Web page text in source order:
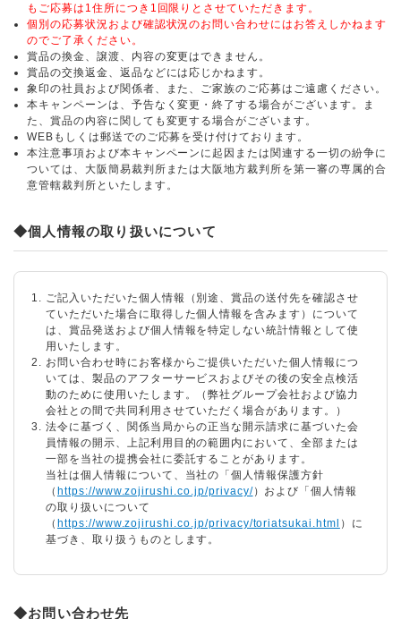
もご応募は1住所につき1回限りとさせていただきます。
個別の応募状況および確認状況のお問い合わせにはお答えしかねます
のでご了承ください。
賞品の換金、譲渡、内容の変更はできません。
賞品の交換返金、返品などには応じかねます。
象印の社員および関係者、また、ご家族のご応募はご遠慮ください。
本キャンペーンは、予告なく変更・終了する場合がございます。ま
た、賞品の内容に関しても変更する場合がございます。
WEBもしくは郵送でのご応募を受け付けております。
本注意事項および本キャンペーンに起因または関連する一切の紛争に
ついては、大阪簡易裁判所または大阪地方裁判所を第一審の専属的合
意管轄裁判所といたします。
◆個人情報の取り扱いについて
ご記入いただいた個人情報（別途、賞品の送付先を確認させ
ていただいた場合に取得した個人情報を含みます）について
は、賞品発送および個人情報を特定しない統計情報として使
用いたします。
お問い合わせ時にお客様からご提供いただいた個人情報につ
いては、製品のアフターサービスおよびその後の安全点検活
動のために使用いたします。（弊社グループ会社および協力
会社との間で共同利用させていただく場合があります。）
法令に基づく、関係当局からの正当な開示請求に基づいた会
員情報の開示、上記利用目的の範囲内において、全部または
一部を当社の提携会社に委託することがあります。
当社は個人情報について、当社の「個人情報保護方針
（ https://www.zojirushi.co.jp/privacy/）および「個人情報
の取り扱いについて
（ https://www.zojirushi.co.jp/privacy/toriatsukai.html ）に
基づき、取り扱うものとします。
◆お問い合わせ先